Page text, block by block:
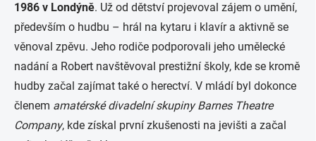
1986 v Londýně. Už od dětství projevoval zájem o umění,
především o hudbu – hrál na kytaru i klavír a aktivně se
věnoval zpěvu. Jeho rodiče podporovali jeho umělecké
nadání a Robert navštěvoval prestižní školy, kde se kromě
hudby začal zajímat také o herectví. V mládí byl dokonce
členem amatérské divadelní skupiny Barnes Theatre
Company, kde získal první zkušenosti na jevišti a začal